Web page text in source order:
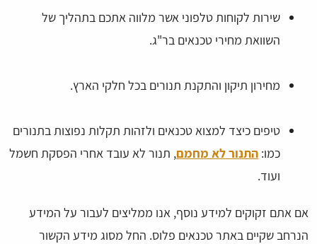
שירות לקוחות טלפוני אשר מלווה אתכם בתהליך של
השוואת מחירי טכנאים בר"ג.
מחירון תיקון והתקנת תנורים בכל חלקי הארץ.
טיפים כיצד למצוא טכנאים ולזהות תקלות נפוצות בתנורים
כמו: התנור לא מחמם, תנור לא עובד אחרי הפסקת חשמל
ועוד.
אם אתם זקוקים למידע נוסף, אנו ממליצים לעבור על המידע
הנרחב שקיים באתר טכנאים פלוס. החל מסוג מידע הקשור